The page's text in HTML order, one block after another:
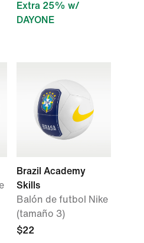
Extra 25% w/
DAYONE
Brazil Academy
Skills
Balón de futbol Nike
(tamaño 3)
$22